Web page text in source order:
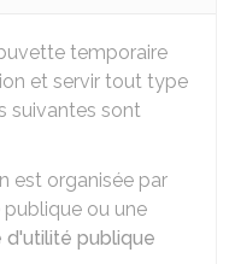
temporaire
et servir tout type
suivantes sont
est organisée par
ou une
d'utilité publique